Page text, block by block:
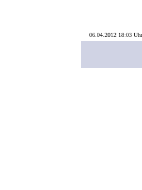
06.04.2012 18:03 Uhr